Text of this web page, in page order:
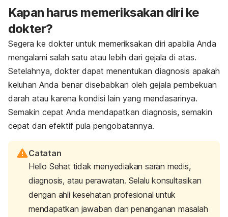
Kapan harus memeriksakan diri ke
dokter?
Segera ke dokter untuk memeriksakan diri apabila Anda
mengalami salah satu atau lebih dari gejala di atas.
Setelahnya, dokter dapat menentukan diagnosis apakah
keluhan Anda benar disebabkan oleh gejala pembekuan
darah atau karena kondisi lain yang mendasarinya.
Semakin cepat Anda mendapatkan diagnosis, semakin
cepat dan efektif pula pengobatannya.
Catatan
Hello Sehat tidak menyediakan saran medis,
diagnosis, atau perawatan. Selalu konsultasikan
dengan ahli kesehatan profesional untuk
mendapatkan jawaban dan penanganan masalah